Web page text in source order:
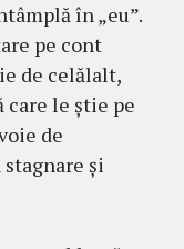
în „eu”.
pe cont
de celălalt,
care le știe pe
de
și